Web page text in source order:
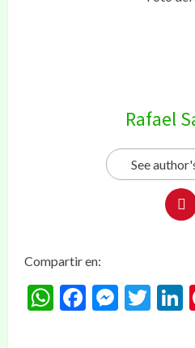
Rafael
See
Compartir en:
WhatsApp
Facebook